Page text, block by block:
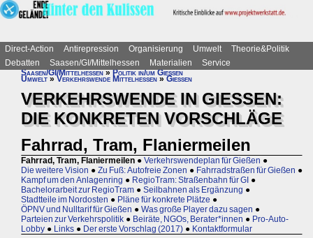
Direct-Action Antirepression Organisierung Umwelt
Theorie&Politik
Debatten
Saasen/GI/Mittelhessen Materialien
Service
Saasen/GI/Mittelhessen»Politik in/um Gießen
Umwelt » Verkehrswende Mittelhessen » Gießen
VERKEHRSWENDE IN GIESSEN:
DIE KONKRETEN VORSCHLÄGE
Fahrrad, Tram, Flaniermeilen
Fahrrad, Tram, Flaniermeilen ● Verkehrswendeplan für Gießen ●
Die weitere Vision ● Zu Fuß: Autofreie Zonen ● Fahrradstraßen für Gießen ●
Kampf um den Anlagenring ● RegioTram: Straßenbahn für GI ●
Bachelorarbeit zur RegioTram ● Seilbahnen als Ergänzung ●
Stadtteile im Nordosten ● Pläne für konkrete Plätze ●
ÖPNV und Nulltarif für Gießen ● Was große Player dazu sagen ●
Parteien zur Verkehrspolitik ● Beiräte, NGOs, Berater*innen ● Pro-Auto-
Lobby ● Links ● Der erste Vorschlag (2017) ● Kontaktformular